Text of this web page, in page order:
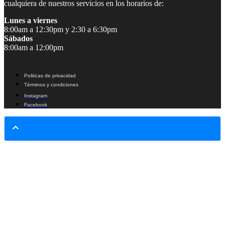
cualquiera de nuestros servicios en los horarios de:
Lunes a viernes
8:00am a 12:30pm y 2:30 a 6:30pm
Sábados
8:00am a 12:00pm
Politicas de privacidad
Términos y condiciones
Instagram
Facebook